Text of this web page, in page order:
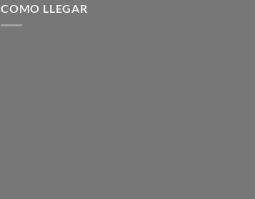
COMO LLEGAR